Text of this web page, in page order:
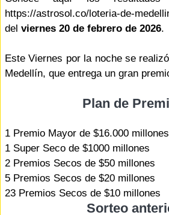
https://astrosol.co/loteria-de-
del viernes 20 de febrero de 2026.
Este Viernes por la noche se
Medellín, que entrega un gran
Plan de
1 Premio Mayor de $16.000 millones
1 Super Seco de $1000 millones
2 Premios Secos de $50 millones
5 Premios Secos de $20 millones
23 Premios Secos de $10 millones
Sorteo